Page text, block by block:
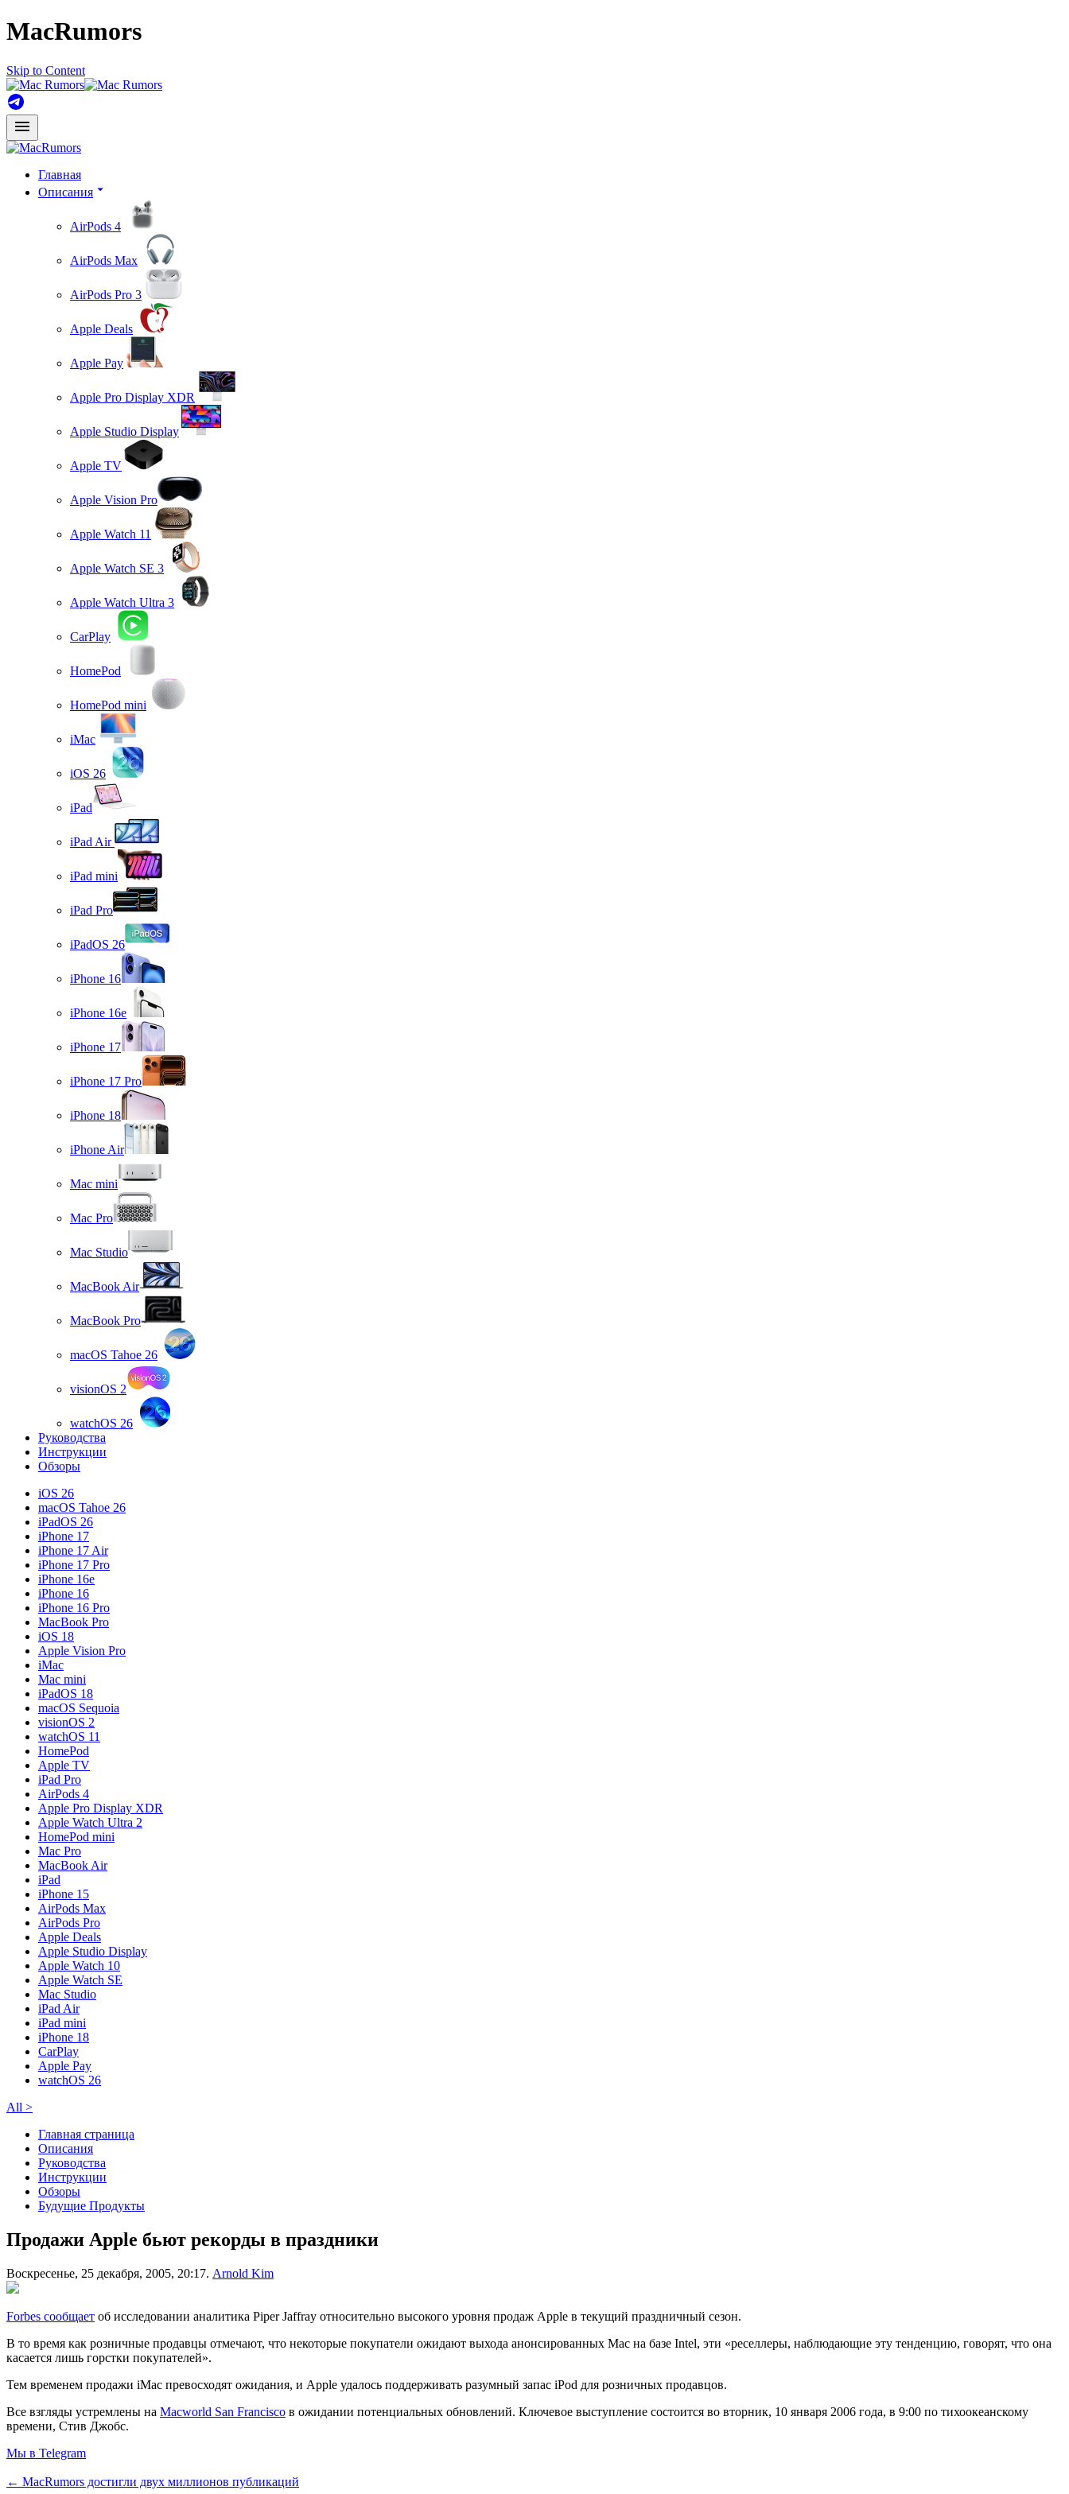
MacRumors
Skip to Content
Главная
Описания
AirPods 4
AirPods Max
AirPods Pro 3
Apple Deals
Apple Pay
Apple Pro Display XDR
Apple Studio Display
Apple TV
Apple Vision Pro
Apple Watch 11
Apple Watch SE 3
Apple Watch Ultra 3
CarPlay
HomePod
HomePod mini
iMac
iOS 26
iPad
iPad Air
iPad mini
iPad Pro
iPadOS 26
iPhone 16
iPhone 16e
iPhone 17
iPhone 17 Pro
iPhone 18
iPhone Air
Mac mini
Mac Pro
Mac Studio
MacBook Air
MacBook Pro
macOS Tahoe 26
visionOS 2
watchOS 26
Руководства
Инструкции
Обзоры
iOS 26
macOS Tahoe 26
iPadOS 26
iPhone 17
iPhone 17 Air
iPhone 17 Pro
iPhone 16e
iPhone 16
iPhone 16 Pro
MacBook Pro
iOS 18
Apple Vision Pro
iMac
Mac mini
iPadOS 18
macOS Sequoia
visionOS 2
watchOS 11
HomePod
Apple TV
iPad Pro
AirPods 4
Apple Pro Display XDR
Apple Watch Ultra 2
HomePod mini
Mac Pro
MacBook Air
iPad
iPhone 15
AirPods Max
AirPods Pro
Apple Deals
Apple Studio Display
Apple Watch 10
Apple Watch SE
Mac Studio
iPad Air
iPad mini
iPhone 18
CarPlay
Apple Pay
watchOS 26
All >
Главная страница
Описания
Руководства
Инструкции
Обзоры
Будущие Продукты
Продажи Apple бьют рекорды в праздники
Воскресенье, 25 декабря, 2005, 20:17. Arnold Kim
Forbes сообщает об исследовании аналитика Piper Jaffray относительно высокого уровня продаж Apple в текущий праздничный сезон.
В то время как розничные продавцы отмечают, что некоторые покупатели ожидают выхода анонсированных Mac на базе Intel, эти «реселлеры, наблюдающие эту тенденцию, говорят, что она
касается лишь горстки покупателей».
Тем временем продажи iMac превосходят ожидания, и Apple удалось поддерживать разумный запас iPod для розничных продавцов.
Все взгляды устремлены на Macworld San Francisco в ожидании потенциальных обновлений. Ключевое выступление состоится во вторник, 10 января 2006 года, в 9:00 по тихоокеанскому
времени, Стив Джобс.
Мы в Telegram
← MacRumors достигли двух миллионов публикаций